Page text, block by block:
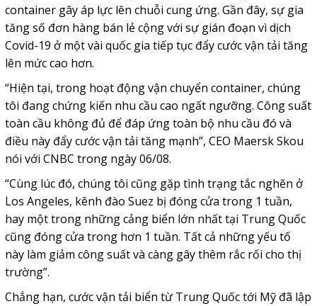
container gây áp lực lên chuỗi cung ứng. Gần đây, sự gia
tăng số đơn hàng bán lẻ cộng với sự gián đoạn vì dịch
Covid-19 ở một vài quốc gia tiếp tục đẩy cước vận tải tăng
lên mức cao hơn.
“Hiện tại, trong hoạt động vận chuyển container, chúng
tôi đang chứng kiến nhu cầu cao ngất ngưỡng. Công suất
toàn cầu không đủ để đáp ứng toàn bộ nhu cầu đó và
điều này đẩy cước vận tải tăng mạnh”, CEO Maersk Skou
nói với CNBC trong ngày 06/08.
“Cùng lúc đó, chúng tôi cũng gặp tình trạng tắc nghẽn ở
Los Angeles, kênh đào Suez bị đóng cửa trong 1 tuần,
hay một trong những cảng biển lớn nhất tại Trung Quốc
cũng đóng cửa trong hơn 1 tuần. Tất cả những yếu tố
này làm giảm công suất và càng gây thêm rắc rối cho thị
trường”.
Chẳng hạn, cước vận tải biển từ Trung Quốc tới Mỹ đã lập